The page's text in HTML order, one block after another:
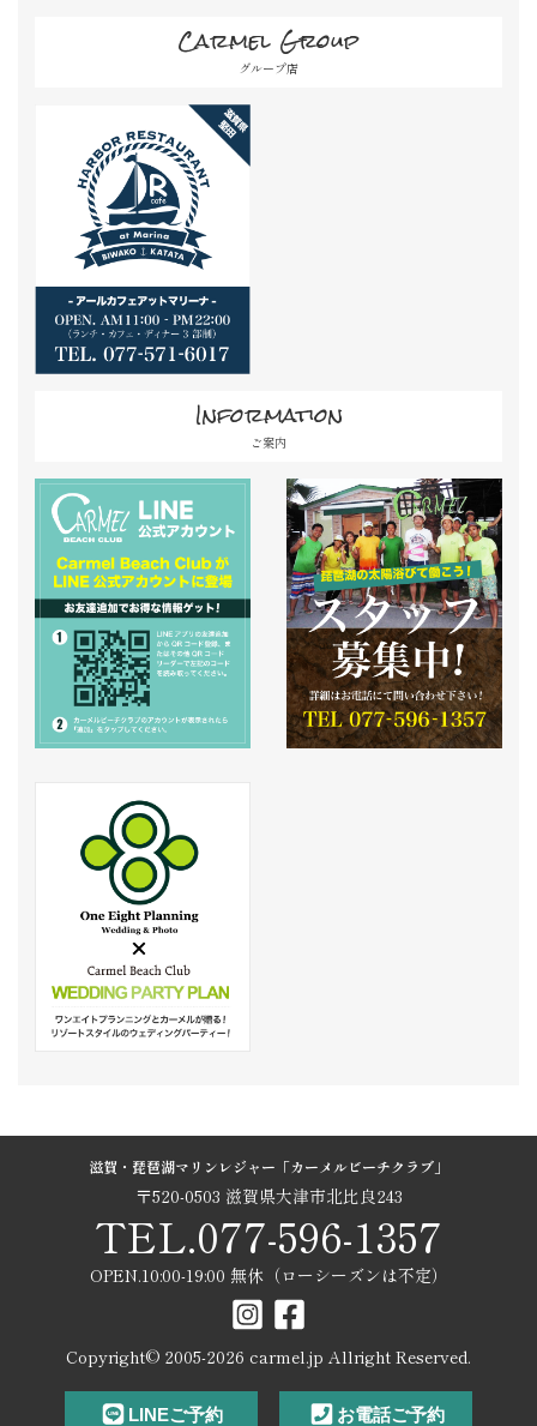
Carmel Group
グループ店
Information
ご案内
滋賀・琵琶湖マリンレジャー「カーメルビーチクラブ」
〒520-0503 滋賀県大津市北比良243
TEL.077-596-1357
OPEN.10:00-19:00 無休（ローシーズンは不定）
Copyright© 2005-2026 carmel.jp Allright Reserved.
LINEご予約 お電話ご予約